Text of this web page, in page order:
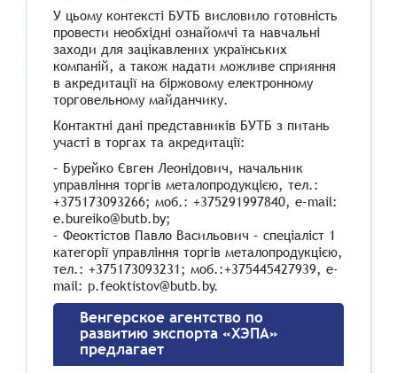
У цьому контексті БУТБ висловило готовність
провести необхідні ознайомчі та навчальні
заходи для зацікавлених українських
компаній, а також надати можливе сприяння
в акредитації на біржовому електронному
торговельному майданчику.
Контактні дані представників БУТБ з питань
участі в торгах та акредитації:
– Бурейко Євген Леонідович, начальник
управління торгів металопродукцією, тел.:
+375173093266; моб.: +375291997840, e-mail:
e.bureiko@butb.by;
– Феоктістов Павло Васильович – спеціаліст 1
категорії управління торгів металопродукцією,
тел.: +375173093231; моб.:+375445427939, e-
mail: p.feoktistov@butb.by.
Венгерское агентство по
развитию экспорта «ХЭПА»
предлагает